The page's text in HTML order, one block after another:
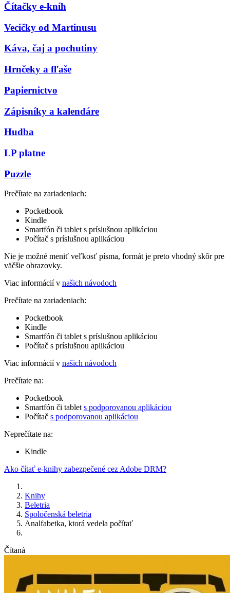
Čítačky e-kníh
Vecičky od Martinusu
Káva, čaj a pochutiny
Hrnčeky a fľaše
Papiernictvo
Zápisníky a kalendáre
Hudba
LP platne
Puzzle
Prečítate na zariadeniach:
Pocketbook
Kindle
Smartfón či tablet s príslušnou aplikáciou
Počítač s príslušnou aplikáciou
Nie je možné meniť veľkosť písma, formát je preto vhodný skôr pre
väčšie obrazovky.
Viac informácií v našich návodoch
Prečítate na zariadeniach:
Pocketbook
Kindle
Smartfón či tablet s príslušnou aplikáciou
Počítač s príslušnou aplikáciou
Viac informácií v našich návodoch
Prečítate na:
Pocketbook
Smartfón či tablet s podporovanou aplikáciou
Počítač s podporovanou aplikáciou
Neprečítate na:
Kindle
Ako čítať e-knihy zabezpečené cez Adobe DRM?
Knihy
Beletria
Spoločenská beletria
Analfabetka, ktorá vedela počítať
Čítaná